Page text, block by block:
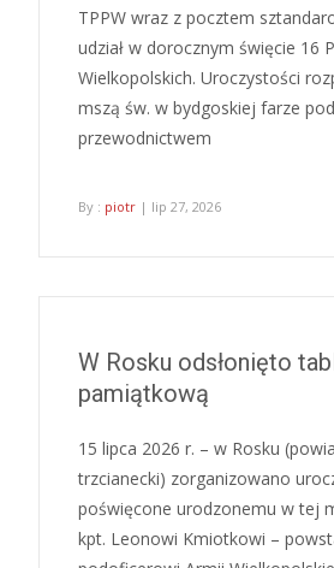
TPPW wraz z pocztem
udział w dorocznym święcie 16
Wielkopolskich. Uroczystości
mszą św. w bydgoskiej farze pod
przewodnictwem
By : piotr | lip 27, 2026
W Rosku odsłonięto
pamiątkową
15 lipca 2026 r. – w Rosku
trzcianecki) zorganizowano
poświęcone urodzonemu w tej
kpt. Leonowi Kmiotkowi –